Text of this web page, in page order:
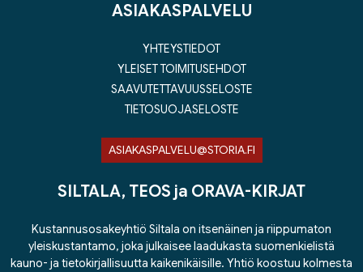
ASIAKASPALVELU
YHTEYSTIEDOT
YLEISET TOIMITUSEHDOT
SAAVUTETTAVUUSSELOSTE
TIETOSUOJASELOSTE
ASIAKASPALVELU@STORIA.FI
SILTALA, TEOS ja ORAVA-KIRJAT
Kustannusosakeyhtiö Siltala on itsenäinen ja riippumaton
yleiskustantamo, joka julkaisee laadukasta suomenkielistä
kauno- ja tietokirjallisuutta kaikenikäisille. Yhtiö koostuu kolmesta